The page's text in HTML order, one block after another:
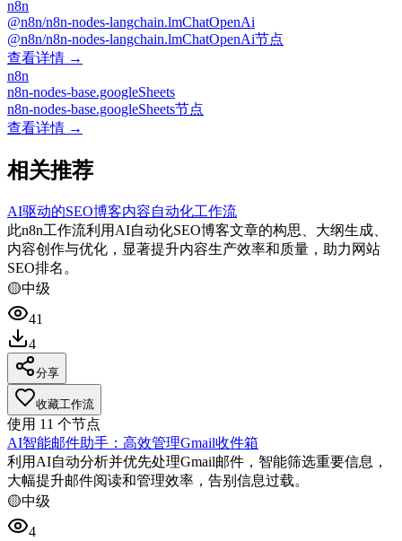
n8n
@n8n/n8n-nodes-langchain.lmChatOpenAi
@n8n/n8n-nodes-langchain.lmChatOpenAi节点
查看详情 →
n8n
n8n-nodes-base.googleSheets
n8n-nodes-base.googleSheets节点
查看详情 →
相关推荐
AI驱动的SEO博客内容自动化工作流
此n8n工作流利用AI自动化SEO博客文章的构思、大纲生成、
内容创作与优化，显著提升内容生产效率和质量，助力网站
SEO排名。
🟡中级
41
4
分享
收藏工作流
使用 11 个节点
AI智能邮件助手：高效管理Gmail收件箱
利用AI自动分析并优先处理Gmail邮件，智能筛选重要信息，
大幅提升邮件阅读和管理效率，告别信息过载。
🟡中级
4